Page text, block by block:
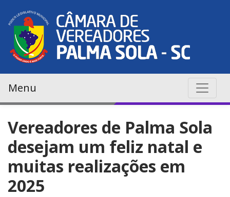
Menu
Vereadores de Palma Sola
desejam um feliz natal e
muitas realizações em
2025